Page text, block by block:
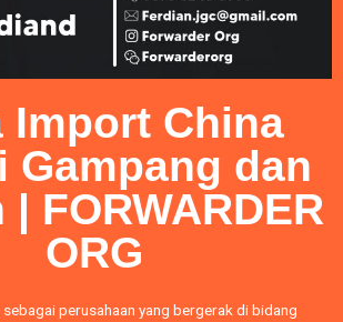
Import China
Gampang dan
| FORWARDER
ORG
sebagai perusahaan yang bergerak di bidang